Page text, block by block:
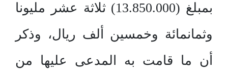
بمبلغ (13.850.000) ثلاثة عشر مليونا
وثمانمائة وخمسين ألف ريال، وذكر
أن ما قامت به المدعى عليها من